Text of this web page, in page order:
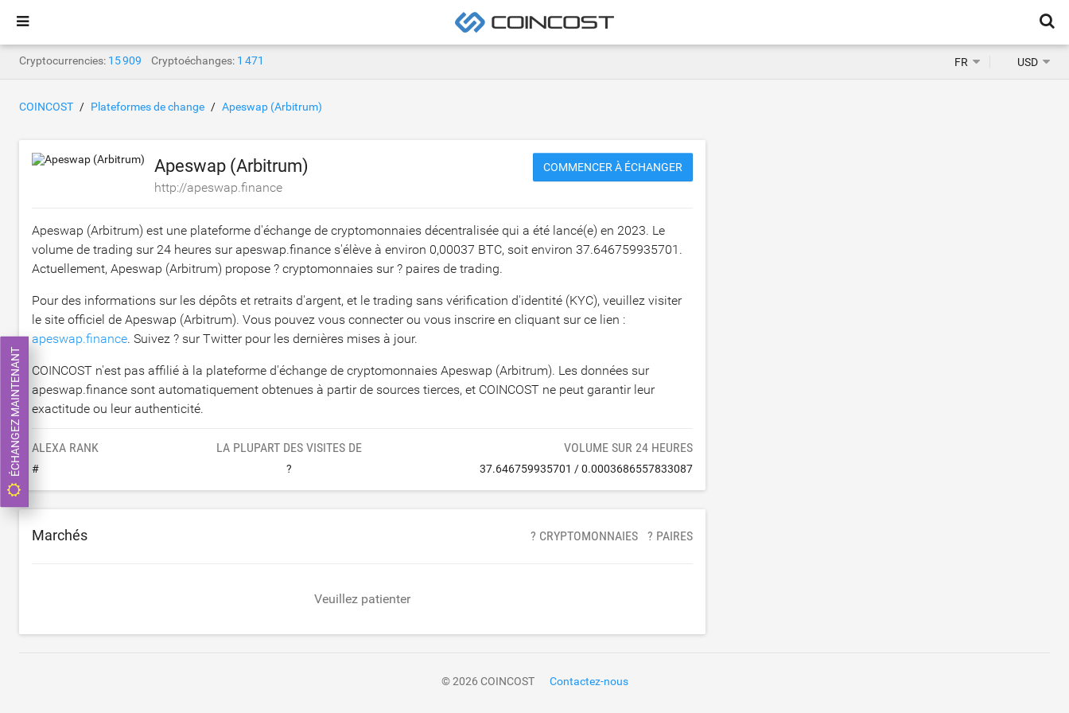
Cryptocurrencies: 15 909 Cryptoéchanges: 1 471 FR USD
COINCOST Plateformes de change Apeswap (Arbitrum)
Apeswap (Arbitrum)
http://apeswap.finance
COMMENCER À ÉCHANGER
Apeswap (Arbitrum) est une plateforme d'échange de cryptomonnaies décentralisée qui a été lancé(e) en 2023. Le
volume de trading sur 24 heures sur apeswap.finance s'élève à environ 0,00037 BTC, soit environ 37.646759935701 .
Actuellement, Apeswap (Arbitrum) propose ? cryptomonnaies sur ? paires de trading.
Pour des informations sur les dépôts et retraits d'argent, et le trading sans vérification d'identité (KYC), veuillez visiter
le site officiel de Apeswap (Arbitrum). Vous pouvez vous connecter ou vous inscrire en cliquant sur ce lien :
apeswap.finance. Suivez ? sur Twitter pour les dernières mises à jour.
COINCOST n'est pas affilié à la plateforme d'échange de cryptomonnaies Apeswap (Arbitrum). Les données sur
apeswap.finance sont automatiquement obtenues à partir de sources tierces, et COINCOST ne peut garantir leur
exactitude ou leur authenticité.
ALEXA RANK
#
LA PLUPART DES VISITES DE
?
VOLUME SUR 24 HEURES
37.646759935701 /0.0003686557833087
Marchés ? CRYPTOMONNAIES ? PAIRES
Veuillez patienter
© 2026 COINCOST Contactez-nous
ÉCHANGEZ MAINTENANT